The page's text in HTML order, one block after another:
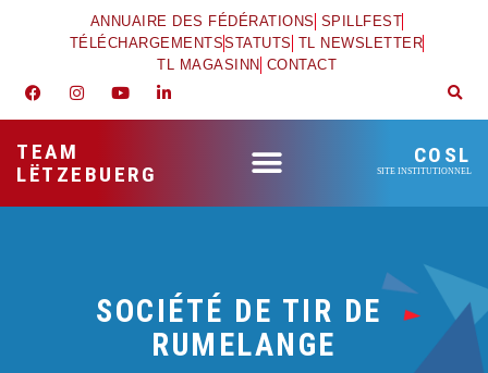
ANNUAIRE DES FÉDÉRATIONS SPILLFEST
TÉLÉCHARGEMENTSSTATUTS TL NEWSLETTER
TL MAGASINN CONTACT
TEAM
LËTZEBUERG
COSL
SITE INSTITUTIONNEL
SOCIÉTÉ DE TIR DE
RUMELANGE